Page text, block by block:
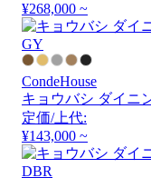
¥268,000 ~
CondeHouse
キョウバシ ダイニ
定価/上代:
¥143,000 ~